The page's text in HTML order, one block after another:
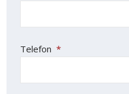
Telefon *